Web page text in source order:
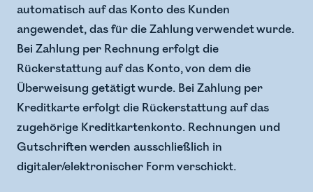
automatisch auf das Konto des Kunden
angewendet, das für die Zahlung verwendet wurde.
Bei Zahlung per Rechnung erfolgt die
Rückerstattung auf das Konto, von dem die
Überweisung getätigt wurde. Bei Zahlung per
Kreditkarte erfolgt die Rückerstattung auf das
zugehörige Kreditkartenkonto. Rechnungen und
Gutschriften werden ausschließlich in
digitaler/elektronischer Form verschickt.